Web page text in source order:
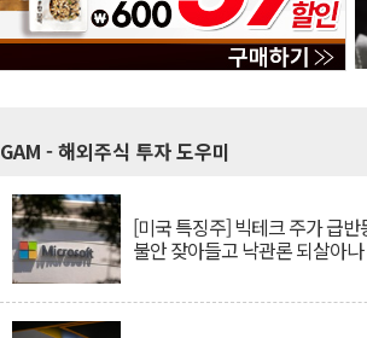
GAM - 해외주식 투자 도우미
[미국 특징주] 빅테크 주가 급반
불안 잦아들고 낙관론 되살아나